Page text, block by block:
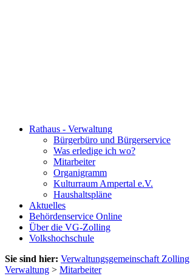
Rathaus - Verwaltung
Bürgerbüro und Bürgerservice
Was erledige ich wo?
Mitarbeiter
Organigramm
Kulturraum Ampertal e.V.
Haushaltspläne
Aktuelles
Behördenservice Online
Über die VG-Zolling
Volkshochschule
Sie sind hier: Verwaltungsgemeinschaft Zolling
Verwaltung > Mitarbeiter